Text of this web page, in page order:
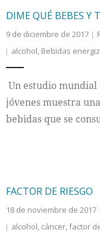
Editorial
Nacional
Cultura
DIME QUÉ BEBES Y
9 de diciembre de 2017
alcohol, Bebidas
Un estudio mundial
jóvenes muestra
bebidas que se
FACTOR DE RIESGO
18 de noviembre de 2017
alcohol, cáncer,factor